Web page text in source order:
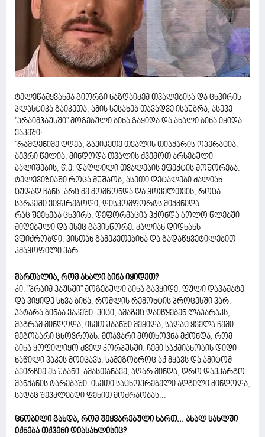
ტელეწამყვანმა გიორგი ნაზღაიძემ თვალებისა და ცხვირის
პლასტიკა გაიკეთა, ამის სესახებ თავადვე ისაუბრა, ასევე
''პრაიმჰაუსში'' მოგებული ბინა გაყიდა და ახალი ბინა იყიდა
ვაკეში:
''რამდენიმე დღეა, გავიკეთე თვალის თიაქარის ოპერაცია.
ბევრი წელია, მინდოდა თვალის ქვემოთ არსებული
ბალიშების, წ.ე. დაღლილი თვალების ეფექტის მოშორება.
ტელევიზიაში როცა მუშაობ, ასეთი დეტალები ძალიან
ცუდად ჩანს. არც მე მომწონდა და ყოველთვის, როცა
სარკეში ვიყურებოდი, დისკომფორტს მიქმნიდა.
რაც შეეხება ცხვირს, დეფორმაცია ჰქონდა ბოლო წლებში
მიღებული და ესეც გავისწორე. ძალიან დიდხანს
ვფიქრობდი, ვისთან გამეკეთებინა და გადაწყვეტილებით
კმაყოფილი ვარ.
მართალია, რომ ახალი ბინა იყიდეთ?
კი. "პრაიმ ჰაუსში" მოგებული ბინა გავყიდე, ფული დავამატე
და ვიყიდე სხვა ბინა, რომლის რემონტის პროცესში ვარ.
პატარა ბინაა ვაკეში. ვიცი, ამაზეც დაიწყებენ ლაპარაკს,
მაგრამ მინდოდა, ისეთ უბანში მეყიდა, სადაც ყველა ჩემი
მეგობარი ცხოვრობს. მთავარი მოთხოვნა მქონდა, რომ
ბინა ყოფილიყო ძველ კორპუსში. ჩემი საქმიანობის დიდი
ნაწილი ვაკეს მოიცავს, სამეგობროც აქ მყავს და ამიტომ
ავირჩიე ეს უბანი. ამასთანავე, აღარ მინდა, დრო დავკარგო
მანქანის ტარებაში. ისეთი საცხოვრებელი ადგილი მინდოდა,
სადაც შევძლებდი ფეხით მოძრაობას...
ცნობილი გახდა, რომ შეყვარებული ხართ... ახალ სახლში
იქნება თქვენი დიასახლისიც?